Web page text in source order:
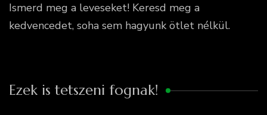
Ismerd meg a leveseket! Keresd meg a
kedvencedet, soha sem hagyunk ötlet nélkül.
Ezek is tetszeni fognak!